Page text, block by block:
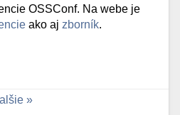
OSSConf. Na webe je
ako aj zborník.